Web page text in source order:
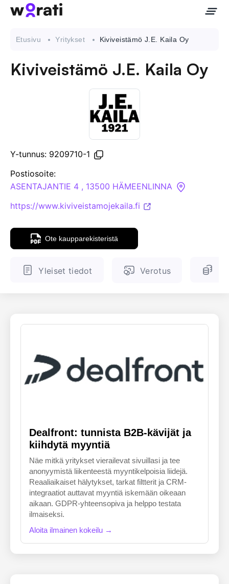
Tietoa meistä
API
Tietopankki
ENGLANTI SUOMALAINEN
Etusivu Yritykset Kiviveistämö J.E. Kaila Oy
Kiviveistämö J.E. Kaila Oy
Y-tunnus: 9209710-1
Postiosoite:
ASENTAJANTIE 4 , 13500 HÄMEENLINNA
https://www.kiviveistamojekaila.fi
Ote kaupparekisteristä
Yleiset tiedot Verotus
Dealfront: tunnista B2B-kävijät ja
kiihdytä myyntiä
Näe mitkä yritykset vierailevat sivuillasi ja tee
anonyymistä liikenteestä myyntikelpoisia liidejä.
Reaaliaikaiset hälytykset, tarkat filtterit ja CRM-
integraatiot auttavat myyntiä iskemään oikeaan
aikaan. GDPR-yhteensopiva ja helppo testata
ilmaiseksi.
Aloita ilmainen kokeilu →